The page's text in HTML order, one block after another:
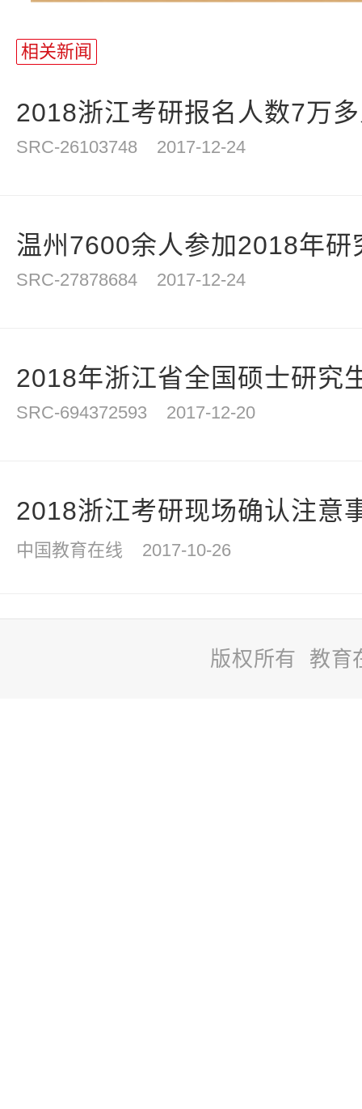
相关新闻
2018浙江考研报名人数7万
SRC-26103748 2017-12-24
温州7600余人参加2018年
SRC-27878684 2017-12-24
2018年浙江省全国硕士研究
SRC-694372593 2017-12-20
2018浙江考研现场确认注意
中国教育在线 2017-10-26
版权所有 教育